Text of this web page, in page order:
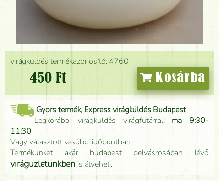
virágküldés termékazonosító: 4760
450 Ft Kosárba
Gyors termék, Express virágküldés Budapest
Legkorábbi virágküldés virágfutárral: ma 9:30-
11:30
Vagy választott későbbi időpontban.
Termékünket akár budapest belvásrosában lévő
virágüzletünkben is átveheti.